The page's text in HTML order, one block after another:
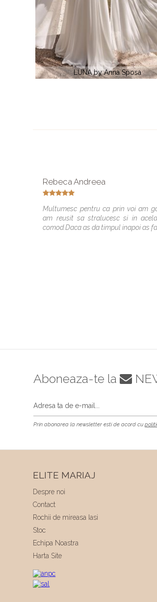
CANTA by Anna Sposa
Rebeca Andreea
Multumesc pentru ca prin voi am
am reusit sa stralucesc si in
comod.Daca as da timpul inapoi as
Aboneaza-te la
Prin abonarea la newsletter esti de acord cu
ELITE MARIAJ
Despre noi
Contact
Rochii de mireasa Iasi
Stoc
Echipa Noastra
Harta Site